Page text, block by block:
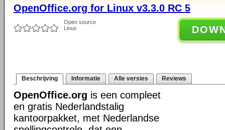
OpenOffice.org for Linux v3.3.0 RC 5
Open source
Linux
Beschrijving Informatie Alle versies Reviews
OpenOffice.org is een compleet
en gratis Nederlandstalig
kantoorpakket, met Nederlandse